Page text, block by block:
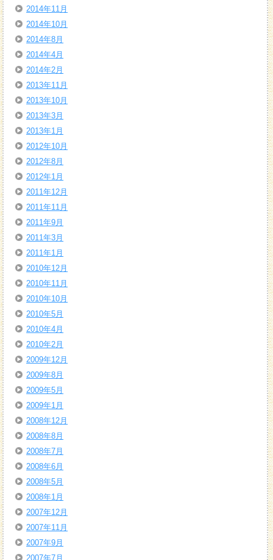
2014年11月
2014年10月
2014年8月
2014年4月
2014年2月
2013年11月
2013年10月
2013年3月
2013年1月
2012年10月
2012年8月
2012年1月
2011年12月
2011年11月
2011年9月
2011年3月
2011年1月
2010年12月
2010年11月
2010年10月
2010年5月
2010年4月
2010年2月
2009年12月
2009年8月
2009年5月
2009年1月
2008年12月
2008年8月
2008年7月
2008年6月
2008年5月
2008年1月
2007年12月
2007年11月
2007年9月
2007年7月